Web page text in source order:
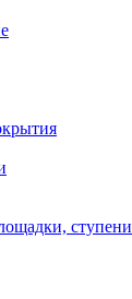
ступени